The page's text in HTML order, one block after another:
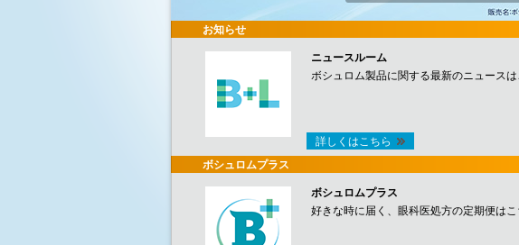
1 2 3 4 5 6 7 8
お知らせ
ニュースルーム
ボシュロム製品に関する最新のニュースは
詳しくはこちら
ボシュロムプラス
ボシュロムプラス
好きな時に届く、眼科医処方の定期便はこ